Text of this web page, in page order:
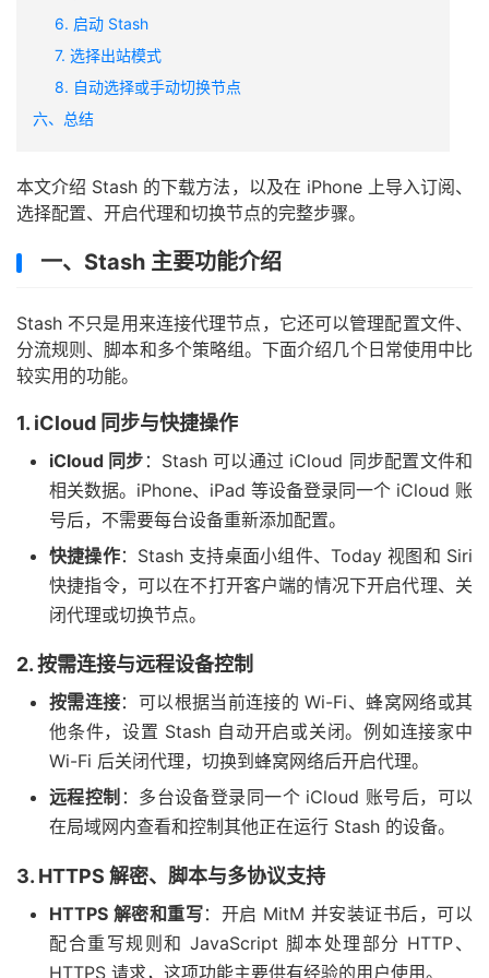
6. 启动 Stash
7. 选择出站模式
8. 自动选择或手动切换节点
六、总结
本文介绍 Stash 的下载方法，以及在 iPhone 上导入订阅、
选择配置、开启代理和切换节点的完整步骤。
一、Stash 主要功能介绍
Stash 不只是用来连接代理节点，它还可以管理配置文件、
分流规则、脚本和多个策略组。下面介绍几个日常使用中比
较实用的功能。
1. iCloud 同步与快捷操作
iCloud 同步 ：Stash 可以通过 iCloud 同步配置文件和
相关数据。iPhone、iPad 等设备登录同一个 iCloud 账
号后，不需要每台设备重新添加配置。
快捷操作：Stash 支持桌面小组件、Today 视图和 Siri
快捷指令，可以在不打开客户端的情况下开启代理、关
闭代理或切换节点。
2. 按需连接与远程设备控制
按需连接：可以根据当前连接的 Wi-Fi、蜂窝网络或其
他条件，设置 Stash 自动开启或关闭。例如连接家中
Wi-Fi 后关闭代理，切换到蜂窝网络后开启代理。
远程控制 ：多台设备登录同一个 iCloud 账号后，可以
在局域网内查看和控制其他正在运行 Stash 的设备。
3. HTTPS 解密、脚本与多协议支持
HTTPS 解密和重写：开启 MitM 并安装证书后，可以
配合重写规则和 JavaScript 脚本处理部分 HTTP、
HTTPS 请求，这项功能主要供有经验的用户使用。